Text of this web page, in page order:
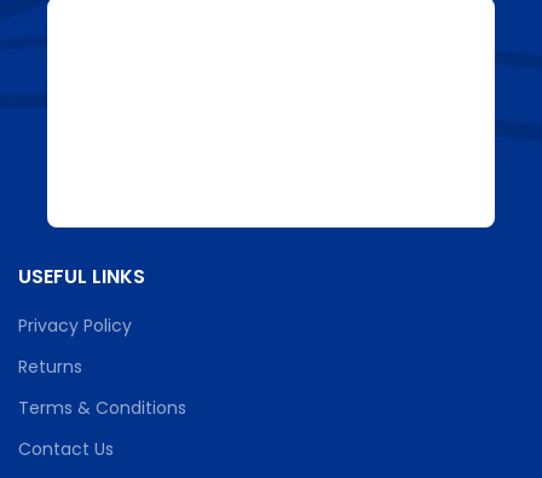
USEFUL LINKS
Privacy Policy
Returns
Terms & Conditions
Contact Us